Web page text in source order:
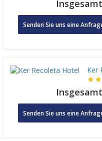
Senden Sie uns eine
Ker
Senden Sie uns eine